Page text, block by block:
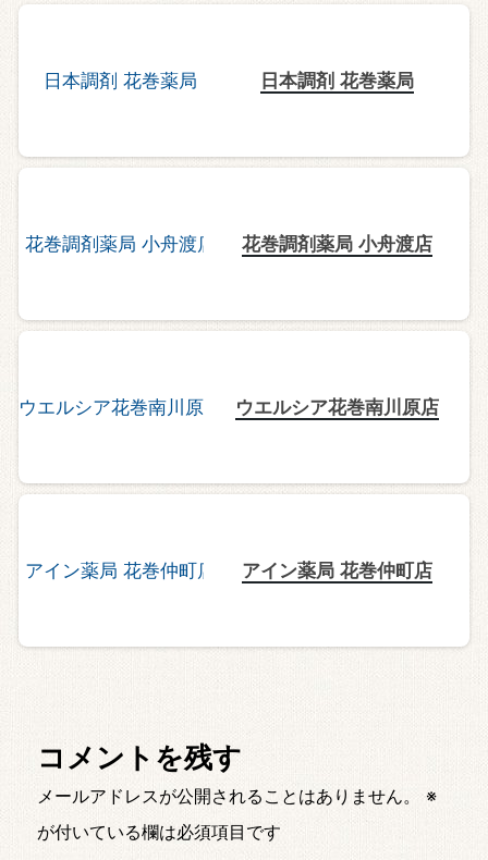
日本調剤 花巻薬局
花巻調剤薬局 小舟渡店
ウエルシア花巻南川原店
アイン薬局 花巻仲町店
コメントを残す
メールアドレスが公開されることはありません。
※
が付いている欄は必須項目です